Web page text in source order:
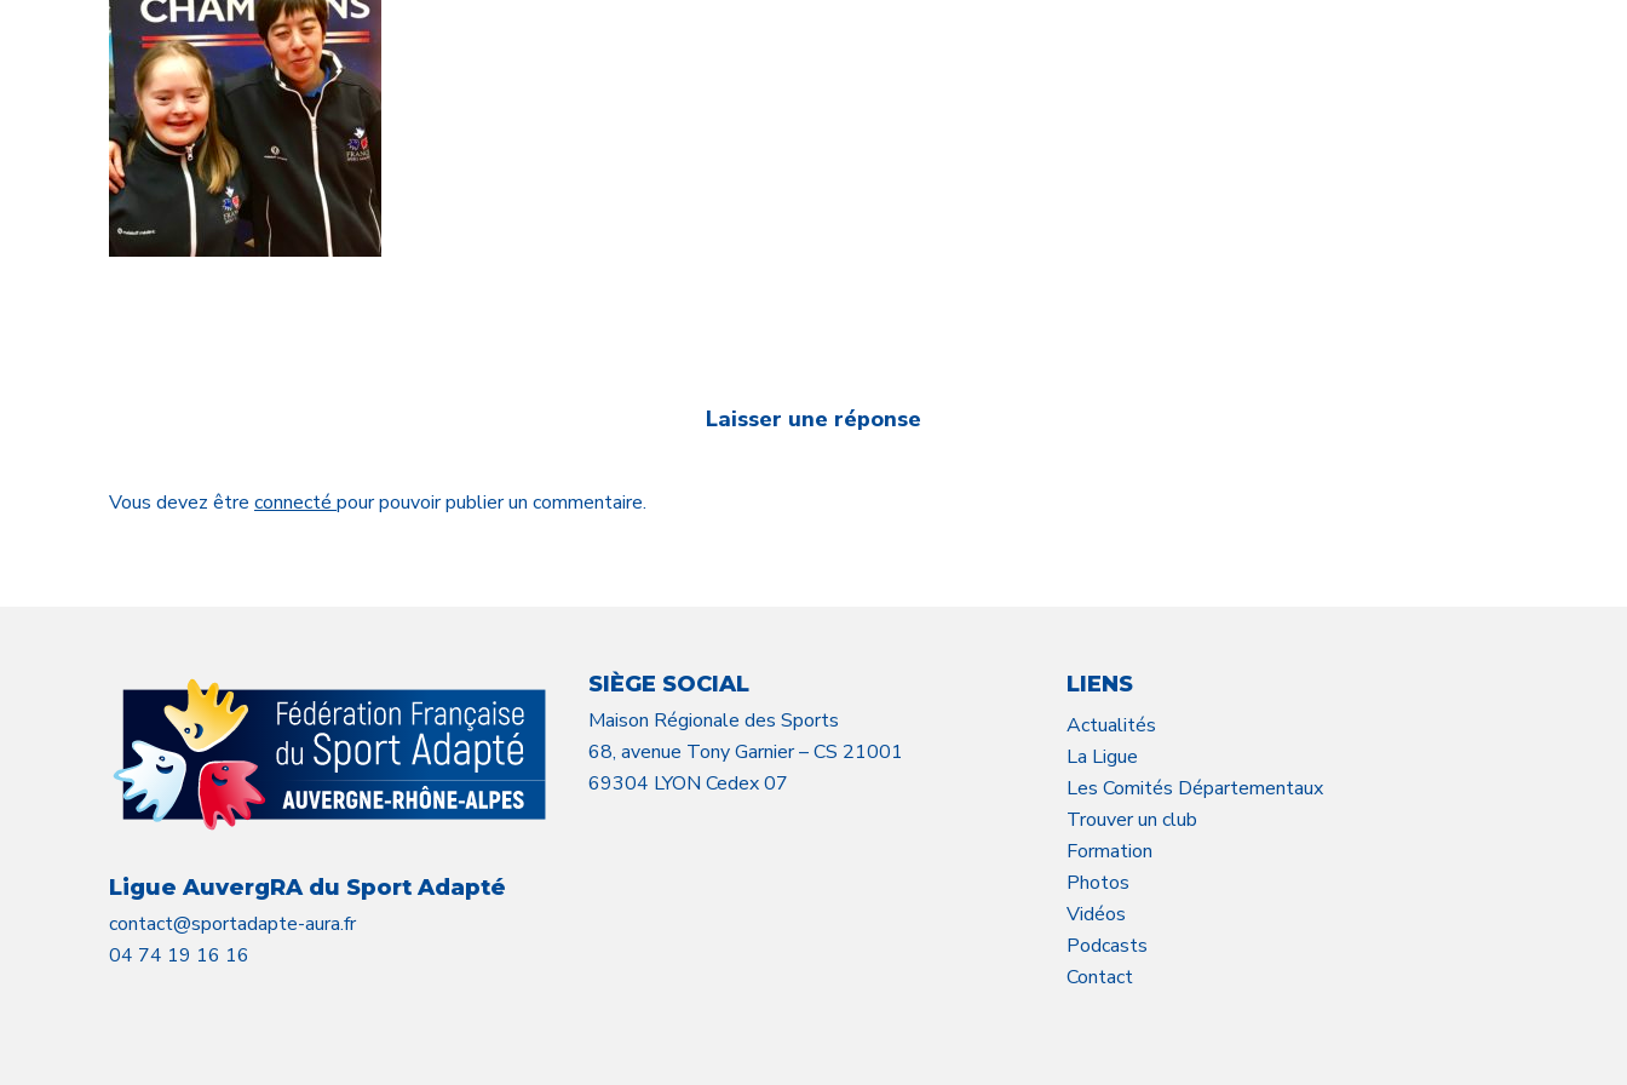
Laisser une réponse
Vous devez être connecté pour pouvoir publier un commentaire.
Ligue AuvergRA du Sport Adapté
contact@sportadapte-aura.fr
04 74 19 16 16
SIÈGE SOCIAL
Maison Régionale des Sports
68, avenue Tony Garnier – CS 21001
69304 LYON Cedex 07
LIENS
Actualités
La Ligue
Les Comités Départementaux
Trouver un club
Formation
Photos
Vidéos
Podcasts
Contact